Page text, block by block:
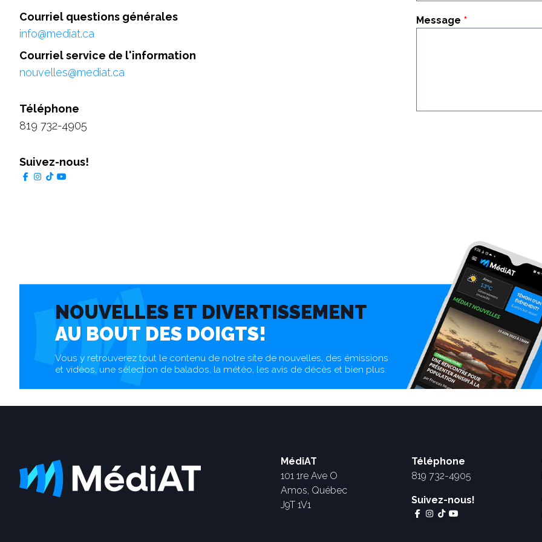
Courriel questions générales
info@mediat.ca
Courriel service de l'information
nouvelles@mediat.ca
Téléphone
819 732-4905
Suivez-nous!
Message
NOUVELLES ET DIVERTISSEMENT
AU BOUT DES DOIGTS!
Vous y retrouverez tout le contenu de notre site de nouvelles, des émissions
et vidéos, une sélection de balados, la météo, les avis de décès et bien plus.
MédiAT
101 1re Ave O
Amos, Québec
J9T 1V1
Téléphone
819 732-4905
Suivez-nous!